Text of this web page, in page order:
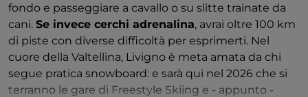
fondo e passeggiare a cavallo o su slitte trainate da
cani. Se invece cerchi adrenalina, avrai oltre 100 km
di piste con diverse difficoltà per esprimerti. Nel
cuore della Valtellina, Livigno è meta amata da chi
segue pratica snowboard: e sarà qui nel 2026 che si
terranno le gare di Freestyle Skiing e - appunto -